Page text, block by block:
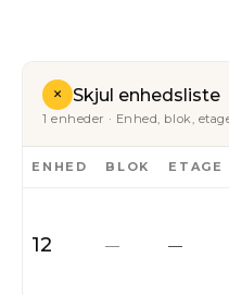
+Skjul enhedsliste
1 enheder · Enhed, blok,
ENHED BLOK ETAGE
12 — —